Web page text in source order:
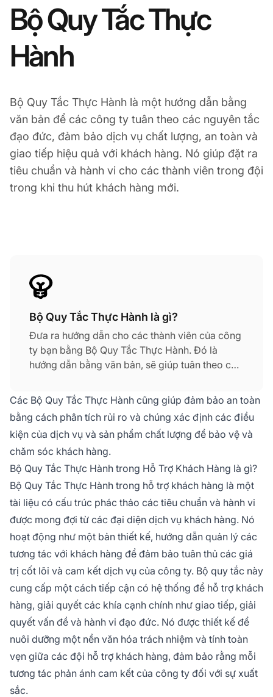
Bộ Quy Tắc Thực
Hành
Bộ Quy Tắc Thực Hành là một hướng dẫn bằng
văn bản để các công ty tuân theo các nguyên tắc
đạo đức, đảm bảo dịch vụ chất lượng, an toàn và
giao tiếp hiệu quả với khách hàng. Nó giúp đặt ra
tiêu chuẩn và hành vi cho các thành viên trong đội
trong khi thu hút khách hàng mới.
Bộ Quy Tắc Thực Hành là gì?
Đưa ra hướng dẫn cho các thành viên của công
ty bạn bằng Bộ Quy Tắc Thực Hành. Đó là
hướng dẫn bằng văn bản, sẽ giúp tuân theo các
Thực Hành quy định cách nhân viên hỗ trợ
khách hàng của bạn nên làm việc và cung cấp
hỗ trợ, giao tiếp với khách hàng hoặc cách thu
hút khách hàng mới.
Các Bộ Quy Tắc Thực Hành cũng giúp đảm bảo an toàn
bằng cách phân tích rủi ro và chúng xác định các điều
kiện của dịch vụ và sản phẩm chất lượng để bảo vệ và
chăm sóc khách hàng.
Bộ Quy Tắc Thực Hành trong Hỗ Trợ Khách Hàng là gì?
Bộ Quy Tắc Thực Hành trong hỗ trợ khách hàng là một
tài liệu có cấu trúc phác thảo các tiêu chuẩn và hành vi
được mong đợi từ các đại diện dịch vụ khách hàng. Nó
hoạt động như một bản thiết kế, hướng dẫn quản lý các
tương tác với khách hàng để đảm bảo tuân thủ các giá
trị cốt lõi và cam kết dịch vụ của công ty. Bộ quy tắc này
cung cấp một cách tiếp cận có hệ thống để hỗ trợ khách
hàng, giải quyết các khía cạnh chính như giao tiếp, giải
quyết vấn đề và hành vi đạo đức. Nó được thiết kế để
nuôi dưỡng một nền văn hóa trách nhiệm và tính toàn
vẹn giữa các đội hỗ trợ khách hàng, đảm bảo rằng mỗi
tương tác phản ánh cam kết của công ty đối với sự xuất
sắc.